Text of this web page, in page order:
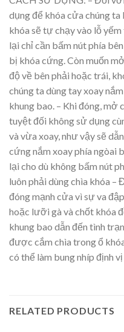
dụng để khóa cửa chúng
khóa sẽ tự chạy vào lỗ
lại chỉ cần bấm nút phía
bị khóa cứng. Còn muốn
độ về bên phải hoặc trái,
chúng ta dùng tay xoay
khung bao. – Khi đóng, mở
tuyệt đối không sử dụng
và vừa xoay, như vậy sẽ
cứng nắm xoay phía ngòai
lại cho dù không bấm nút
luôn phải dùng chìa khóa
đóng mạnh cửa vì sự va
hoặc lưỡi gà và chốt khóa
khung bao dẫn đến tình
được cắm chìa trong ổ
có thể làm bung nhíp định
RELATED PRODUCTS